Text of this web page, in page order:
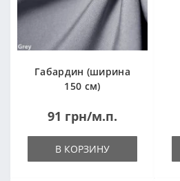
Габардин (ширина
150 см)
91 грн/м.п.
В КОРЗИНУ